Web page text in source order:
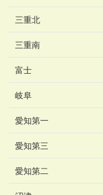
三重北
三重南
富士
岐阜
愛知第一
愛知第三
愛知第二